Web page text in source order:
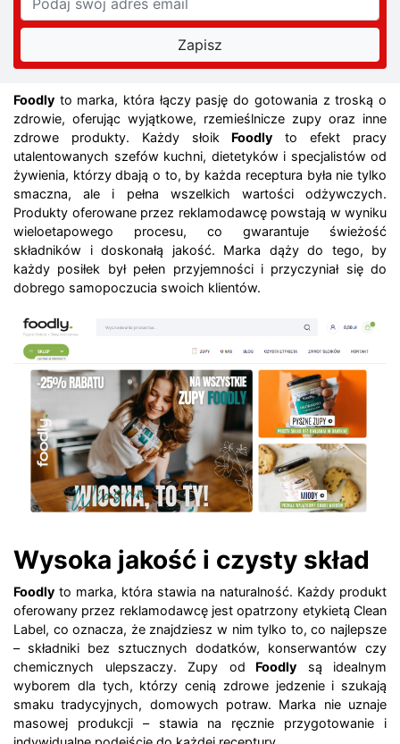
Foodly to marka, która łączy pasję do gotowania z troską o
zdrowie, oferując wyjątkowe, rzemieślnicze zupy oraz inne
zdrowe produkty. Każdy słoik Foodly to efekt pracy
utalentowanych szefów kuchni, dietetyków i specjalistów od
żywienia, którzy dbają o to, by każda receptura była nie tylko
smaczna, ale i pełna wszelkich wartości odżywczych.
Produkty oferowane przez reklamodawcę powstają w wyniku
wieloetapowego procesu, co gwarantuje świeżość
składników i doskonałą jakość. Marka dąży do tego, by
każdy posiłek był pełen przyjemności i przyczyniał się do
dobrego samopoczucia swoich klientów.
Wysoka jakość i czysty skład
Foodly to marka, która stawia na naturalność. Każdy produkt
oferowany przez reklamodawcę jest opatrzony etykietą Clean
Label, co oznacza, że znajdziesz w nim tylko to, co najlepsze
– składniki bez sztucznych dodatków, konserwantów czy
chemicznych ulepszaczy. Zupy od Foodly są idealnym
wyborem dla tych, którzy cenią zdrowe jedzenie i szukają
smaku tradycyjnych, domowych potraw. Marka nie uznaje
masowej produkcji – stawia na ręcznie przygotowanie i